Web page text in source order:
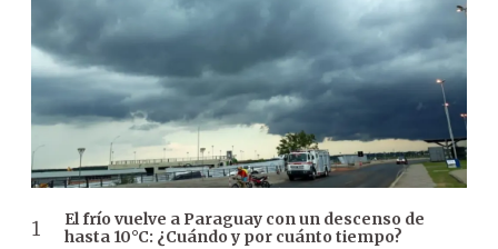
El frío vuelve a Paraguay con un descenso de
hasta 10°C: ¿Cuándo y por cuánto tiempo?